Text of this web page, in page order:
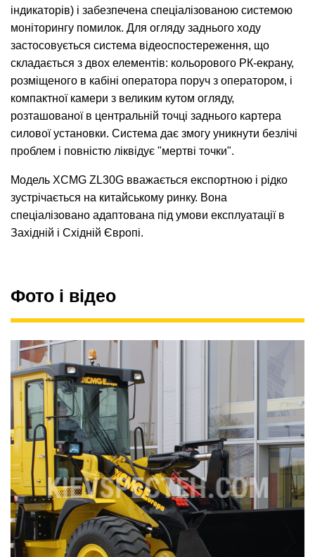
індикаторів) і забезпечена спеціалізованою системою
моніторингу помилок. Для огляду заднього ходу
застосовується система відеоспостереження, що
складається з двох елементів: кольорового РК-екрану,
розміщеного в кабіні оператора поруч з оператором, і
компактної камери з великим кутом огляду,
розташованої в центральній точці заднього картера
силової установки. Система дає змогу уникнути безлічі
проблем і повністю ліквідує "мертві точки".
Модель XCMG ZL30G вважається експортною і рідко
зустрічається на китайському ринку. Вона
спеціалізовано адаптована під умови експлуатації в
Західній і Східній Європі.
Фото і відео